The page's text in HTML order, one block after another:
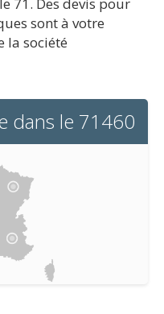
sont à votre
la société
dans le 71460